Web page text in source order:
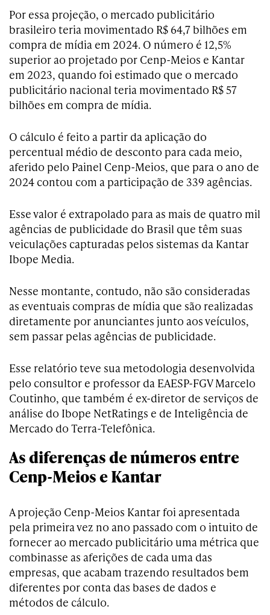
Por essa projeção, o mercado publicitário
brasileiro teria movimentado R$ 64,7 bilhões em
compra de mídia em 2024. O número é 12,5%
superior ao projetado por Cenp-Meios e Kantar
em 2023, quando foi estimado que o mercado
publicitário nacional teria movimentado R$ 57
bilhões em compra de mídia.
O cálculo é feito a partir da aplicação do
percentual médio de desconto para cada meio,
aferido pelo Painel Cenp-Meios, que para o ano de
2024 contou com a participação de 339 agências.
Esse valor é extrapolado para as mais de quatro mil
agências de publicidade do Brasil que têm suas
veiculações capturadas pelos sistemas da Kantar
Ibope Media.
Nesse montante, contudo, não são consideradas
as eventuais compras de mídia que são realizadas
diretamente por anunciantes junto aos veículos,
sem passar pelas agências de publicidade.
Esse relatório teve sua metodologia desenvolvida
pelo consultor e professor da EAESP-FGV Marcelo
Coutinho, que também é ex-diretor de serviços de
análise do Ibope NetRatings e de Inteligência de
Mercado do Terra-Telefônica.
As diferenças de números entre
Cenp-Meios e Kantar
A projeção Cenp-Meios Kantar foi apresentada
pela primeira vez no ano passado com o intuito de
fornecer ao mercado publicitário uma métrica que
combinasse as aferições de cada uma das
empresas, que acabam trazendo resultados bem
diferentes por conta das bases de dados e
métodos de cálculo.